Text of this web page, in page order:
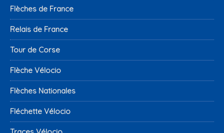
Flèches de France
Relais de France
Tour de Corse
Flèche Vélocio
Flèches Nationales
Fléchette Vélocio